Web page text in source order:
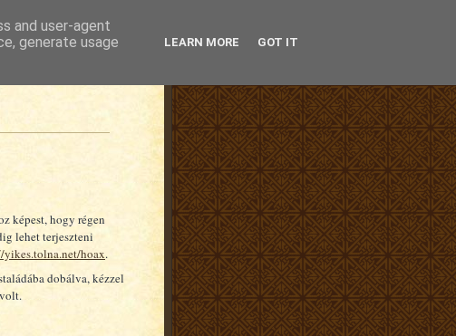
képest, hogy régen
lehet terjeszteni
hoax.
dobálva, kézzel
and user-agent
generate usage
LEARN MORE GOT IT